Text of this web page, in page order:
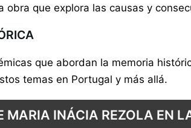
obra que explora las causas y
que abordan la memoria
temas en Portugal y más allá.
MARIA INÁCIA REZOLA EN